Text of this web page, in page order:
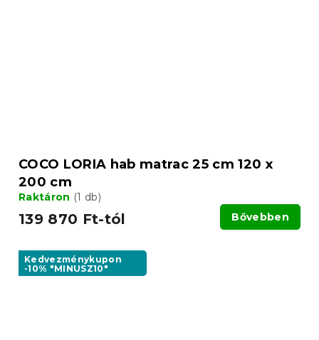
COCO LORIA hab matrac 25 cm 120 x
200 cm
Raktáron (1 db)
139 870 Ft-tól Bővebben
Kedvezménykupon
-10% "MINUSZ10"